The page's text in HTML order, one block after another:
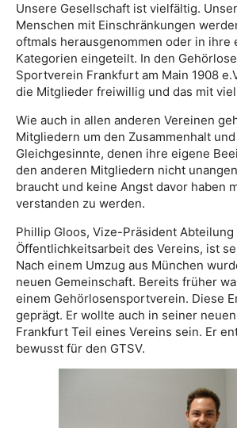
Unsere Gesellschaft ist vielfältig.
Menschen mit Einschränkungen
oftmals herausgenommen oder in ihre
Kategorien eingeteilt. In den
Sportverein Frankfurt am Main 1908
die Mitglieder freiwillig und das mit viel
Wie auch in allen anderen Vereinen
Mitgliedern um den Zusammenhalt
Gleichgesinnte, denen ihre eigene
den anderen Mitgliedern nicht
braucht und keine Angst davor haben
verstanden zu werden.
Phillip Gloos, Vize-Präsident Abteilung
Öffentlichkeitsarbeit des Vereins, ist
Nach einem Umzug aus München
neuen Gemeinschaft. Bereits früher
einem Gehörlosensportverein. Diese
geprägt. Er wollte auch in seiner
Frankfurt Teil eines Vereins sein. Er
bewusst für den GTSV.